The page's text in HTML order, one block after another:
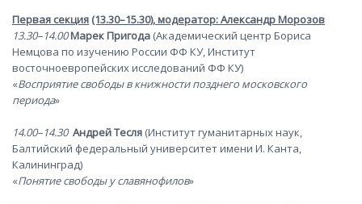
Первая секция (13.30–15.30), модератор: Александр Морозов
13.30–14.00Марек Пригода (Академический центр Бориса
Немцова по изучению России ФФ КУ, Институт
восточноевропейских исследований ФФ КУ)
«Восприятие свободы в книжности позднего московского
периода»
14.00–14.30 Андрей Тесля (Институт гуманитарных наук,
Балтийский федеральный университет имени И. Канта,
Калининград)
«Понятие свободы у славянофилов»